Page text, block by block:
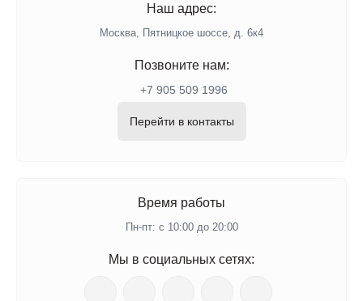
Наш адрес:
Москва, Пятницкое шоссе, д. 6к4
Позвоните нам:
+7 905 509 1996
Перейти в контакты
Время работы
Пн-пт: с 10:00 до 20:00
Мы в социальных сетях: